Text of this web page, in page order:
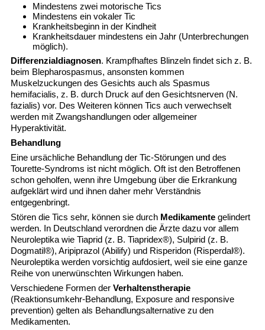
Mindestens zwei motorische Tics
Mindestens ein vokaler Tic
Krankheitsbeginn in der Kindheit
Krankheitsdauer mindestens ein Jahr (Unterbrechungen
möglich).
Differenzialdiagnosen. Krampfhaftes Blinzeln findet sich z. B.
beim Blepharospasmus, ansonsten kommen
Muskelzuckungen des Gesichts auch als Spasmus
hemifacialis, z. B. durch Druck auf den Gesichtsnerven (N.
fazialis) vor. Des Weiteren können Tics auch verwechselt
werden mit Zwangshandlungen oder allgemeiner
Hyperaktivität.
Behandlung
Eine ursächliche Behandlung der Tic-Störungen und des
Tourette-Syndroms ist nicht möglich. Oft ist den Betroffenen
schon geholfen, wenn ihre Umgebung über die Erkrankung
aufgeklärt wird und ihnen daher mehr Verständnis
entgegenbringt.
Stören die Tics sehr, können sie durch Medikamentegelindert
werden. In Deutschland verordnen die Ärzte dazu vor allem
Neuroleptika wie Tiaprid(z. B. Tiapridex®), Sulpirid(z. B.
Dogmatil®), Aripiprazol(Abilify) und Risperidon(Risperdal®).
Neuroleptika werden vorsichtig aufdosiert, weil sie eine ganze
Reihe von unerwünschten Wirkungen haben.
Verschiedene Formen der Verhaltenstherapie
(Reaktionsumkehr-Behandlung, Exposure and responsive
prevention) gelten als Behandlungsalternative zu den
Medikamenten.